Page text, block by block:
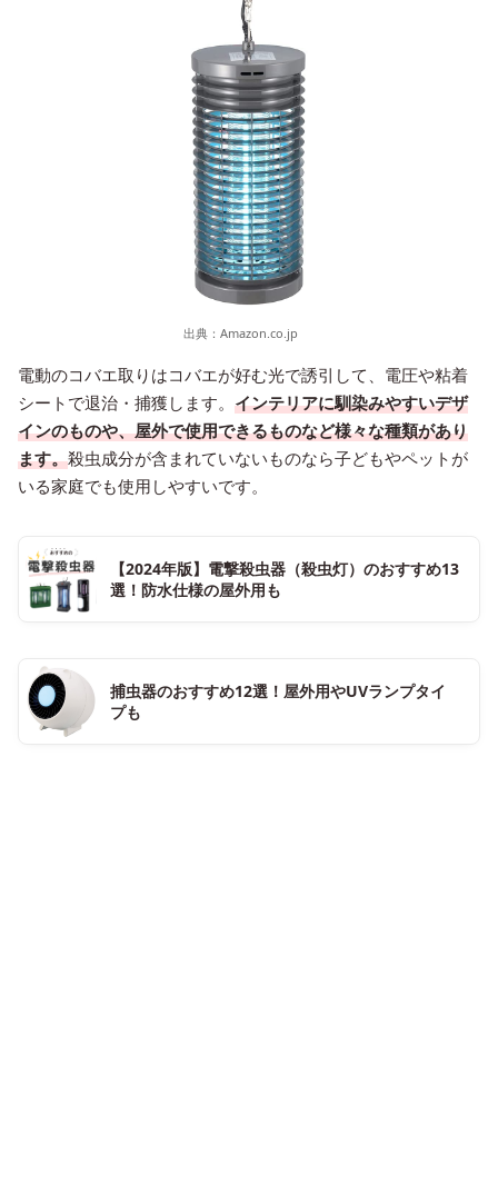
出典： Amazon.co.jp
電動のコバエ取りはコバエが好む光で誘引して、電圧や粘着
シートで退治・捕獲します。 インテリアに馴染みやすいデザ
インのものや、屋外で使用できるものなど様々な種類があり
ます。殺虫成分が含まれていないものなら子どもやペットが
いる家庭でも使用しやすいです。
【2024年版】電撃殺虫器（殺虫灯）のおすすめ13
選！防水仕様の屋外用も
捕虫器のおすすめ12選！屋外用やUVランプタイ
プも